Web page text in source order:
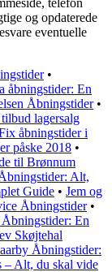
og opdaterede
eventuelle
•
åbningstider: En
Åbningstider•
lagersalg
åbningstider i
påske 2018 •
til Brønnum
Alt,
Guide • Jem og
Åbningstider•
En
Skøjtehal
Åbningstider:
– Alt, du skal vide